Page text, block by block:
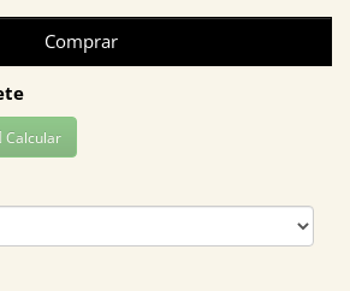
Comprar
Calcular